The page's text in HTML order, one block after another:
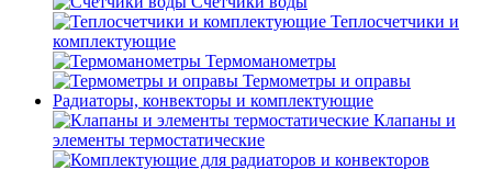
Теплосчетчики и
комплектующие
Термоманометры
Термометры и оправы
Радиаторы, конвекторы и комплектующие
Клапаны и
элементы термостатические